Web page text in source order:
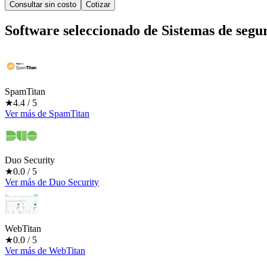
Consultar sin costo Cotizar
Software seleccionado de Sistemas de
SpamTitan
★4.4 / 5
Ver más de SpamTitan
Duo Security
★0.0 / 5
Ver más de Duo Security
WebTitan
★0.0 / 5
Ver más de WebTitan